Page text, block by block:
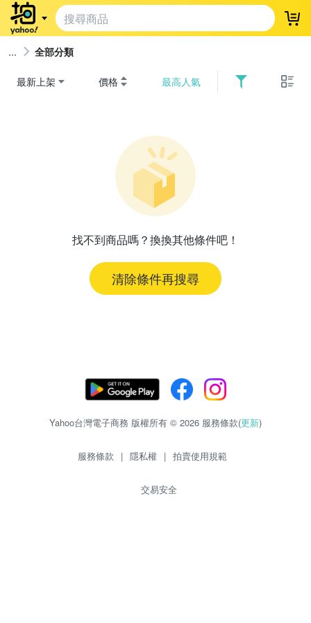
登
全部分類
最新上架 價格 最高人氣
找不到商品嗎？換換其他條件吧！
清除條件再搜尋
Yahoo台灣電子商務 版權所有 © 2026 服務條款(更新)
服務條款 | 隱私權 | 拍賣使用規範
交易安全